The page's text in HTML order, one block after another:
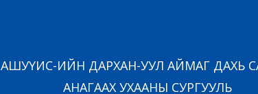
АШУҮИС-ИЙН ДАРХАН-УУЛ АЙМАГ ДАХЬ
АНАГААХ УХААНЫ СУРГУУЛЬ